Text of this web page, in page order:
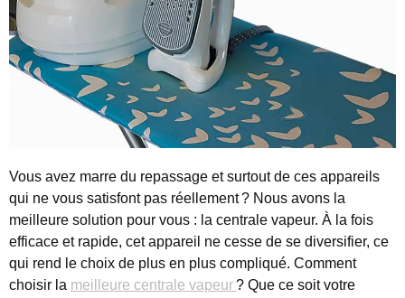
Vous avez marre du repassage et surtout de ces appareils
qui ne vous satisfont pas réellement ? Nous avons la
meilleure solution pour vous : la centrale vapeur. À la fois
efficace et rapide, cet appareil ne cesse de se diversifier, ce
qui rend le choix de plus en plus compliqué. Comment
choisir la meilleure centrale vapeur? Que ce soit votre